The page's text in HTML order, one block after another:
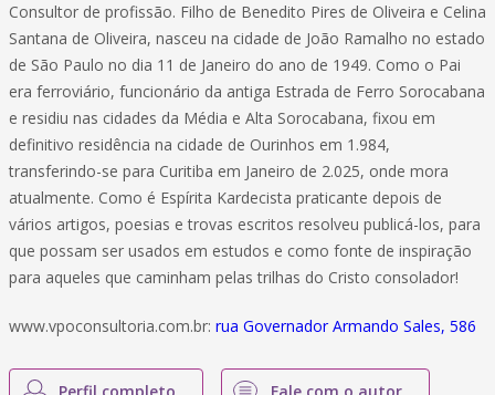
Consultor de profissão. Filho de Benedito Pires de Oliveira e Celina
Santana de Oliveira, nasceu na cidade de João Ramalho no estado
de São Paulo no dia 11 de Janeiro do ano de 1949. Como o Pai
era ferroviário, funcionário da antiga Estrada de Ferro Sorocabana
e residiu nas cidades da Média e Alta Sorocabana, fixou em
definitivo residência na cidade de Ourinhos em 1.984,
transferindo-se para Curitiba em Janeiro de 2.025, onde mora
atualmente. Como é Espírita Kardecista praticante depois de
vários artigos, poesias e trovas escritos resolveu publicá-los, para
que possam ser usados em estudos e como fonte de inspiração
para aqueles que caminham pelas trilhas do Cristo consolador!
www.vpoconsultoria.com.br: rua Governador Armando Sales, 586